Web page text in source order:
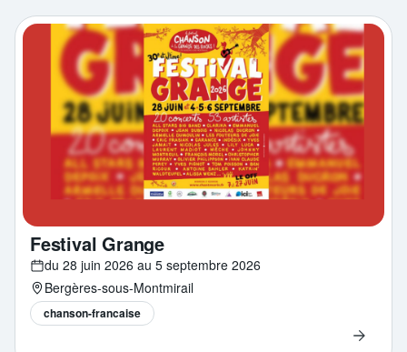
Festival Grange
du 28 juin 2026 au 5 septembre 2026
Bergères-sous-Montmirail
chanson-francaise